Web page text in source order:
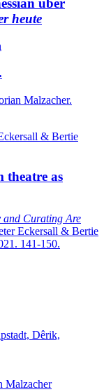
über
heute
Malzacher.
& Bertie
theatre as
Curating Are
Eckersall & Bertie
141-150.
Dêrik,
Malzacher